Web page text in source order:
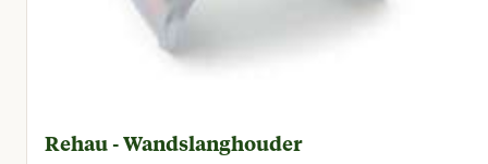
Rehau - Wandslanghouder